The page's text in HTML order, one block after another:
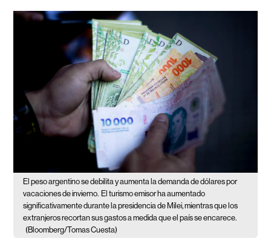
El peso argentino se debilita y aumenta la demanda de dólares por
vacaciones de invierno. El turismo emisor ha aumentado
significativamente durante la presidencia de Milei, mientras que los
extranjeros recortan sus gastos a medida que el país se encarece.
(Bloomberg/Tomas Cuesta)